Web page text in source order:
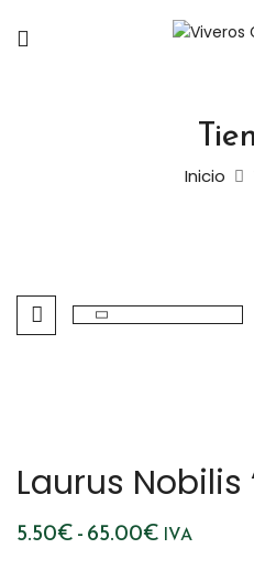
Inicio
Laurus Nobilis
5.50€-65.00€ Rango
IVA